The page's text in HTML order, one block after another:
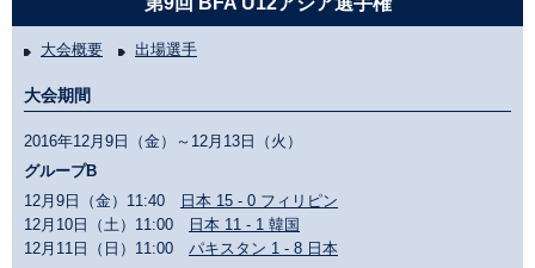
大会概要 出場選手
大会期間
2016年12月9日（金）～12月13日（火）
グループB
12月9日（金）11:40
日本 15 - 0 フィリピン
12月10日（土）11:00
日本 11 - 1 韓国
12月11日（日）11:00 パキスタン 1 - 8 日本